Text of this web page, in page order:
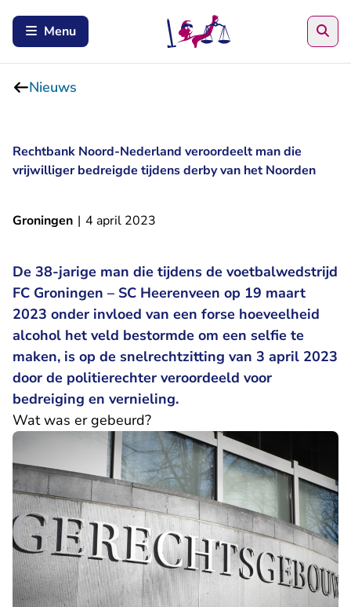
Menu
Nieuws
Rechtbank Noord-Nederland veroordeelt man die
vrijwilliger bedreigde tijdens derby van het Noorden
Groningen | 4 april 2023
De 38-jarige man die tijdens de voetbalwedstrijd
FC Groningen – SC Heerenveen op 19 maart
2023 onder invloed van een forse hoeveelheid
alcohol het veld bestormde om een selfie te
maken, is op de snelrechtzitting van 3 april 2023
door de politierechter veroordeeld voor
bedreiging en vernieling.
Wat was er gebeurd?